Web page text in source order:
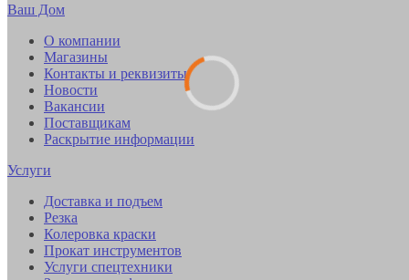
Ваш Дом
О компании
Магазины
Контакты и реквизиты
Новости
Вакансии
Поставщикам
Раскрытие информации
Услуги
Доставка и подъем
Резка
Колеровка краски
Прокат инструментов
Услуги спецтехники